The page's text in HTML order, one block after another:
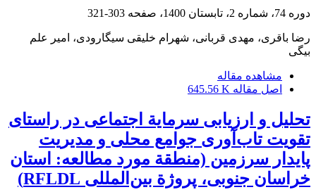
دوره 74، شماره 2، تابستان 1400، صفحه 303-321
رضا باقری، مهدی قربانی، شهرام خلیقی سیگارودی، امیر علم
بیگی
مشاهده مقاله
اصل مقاله 645.56 K
تحلیل و ارزیابی سرمایة اجتماعی در راستای
تقویت تاب‌آوری جوامع محلی و مدیریت
پایدار سرزمین (منطقة مورد مطالعه: استان
خراسان جنوبی، پروژة بین‌المللی RFLDL)